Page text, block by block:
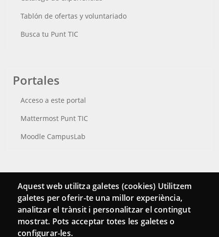
Tablón de ofertas y voluntariado
Busca tu Punt TIC
Portales
Acceso a este portal
Mattermost Punt TIC
Moodle CampusLab
Conecta
Contacto
Hemeroteca
Aquest web utilitza galetes (cookies) Utilitzem
galetes per oferir-te una millor experiència,
analitzar el trànsit i personalitzar el contingut
mostrat. Pots acceptar totes les galetes o
configurar-les.